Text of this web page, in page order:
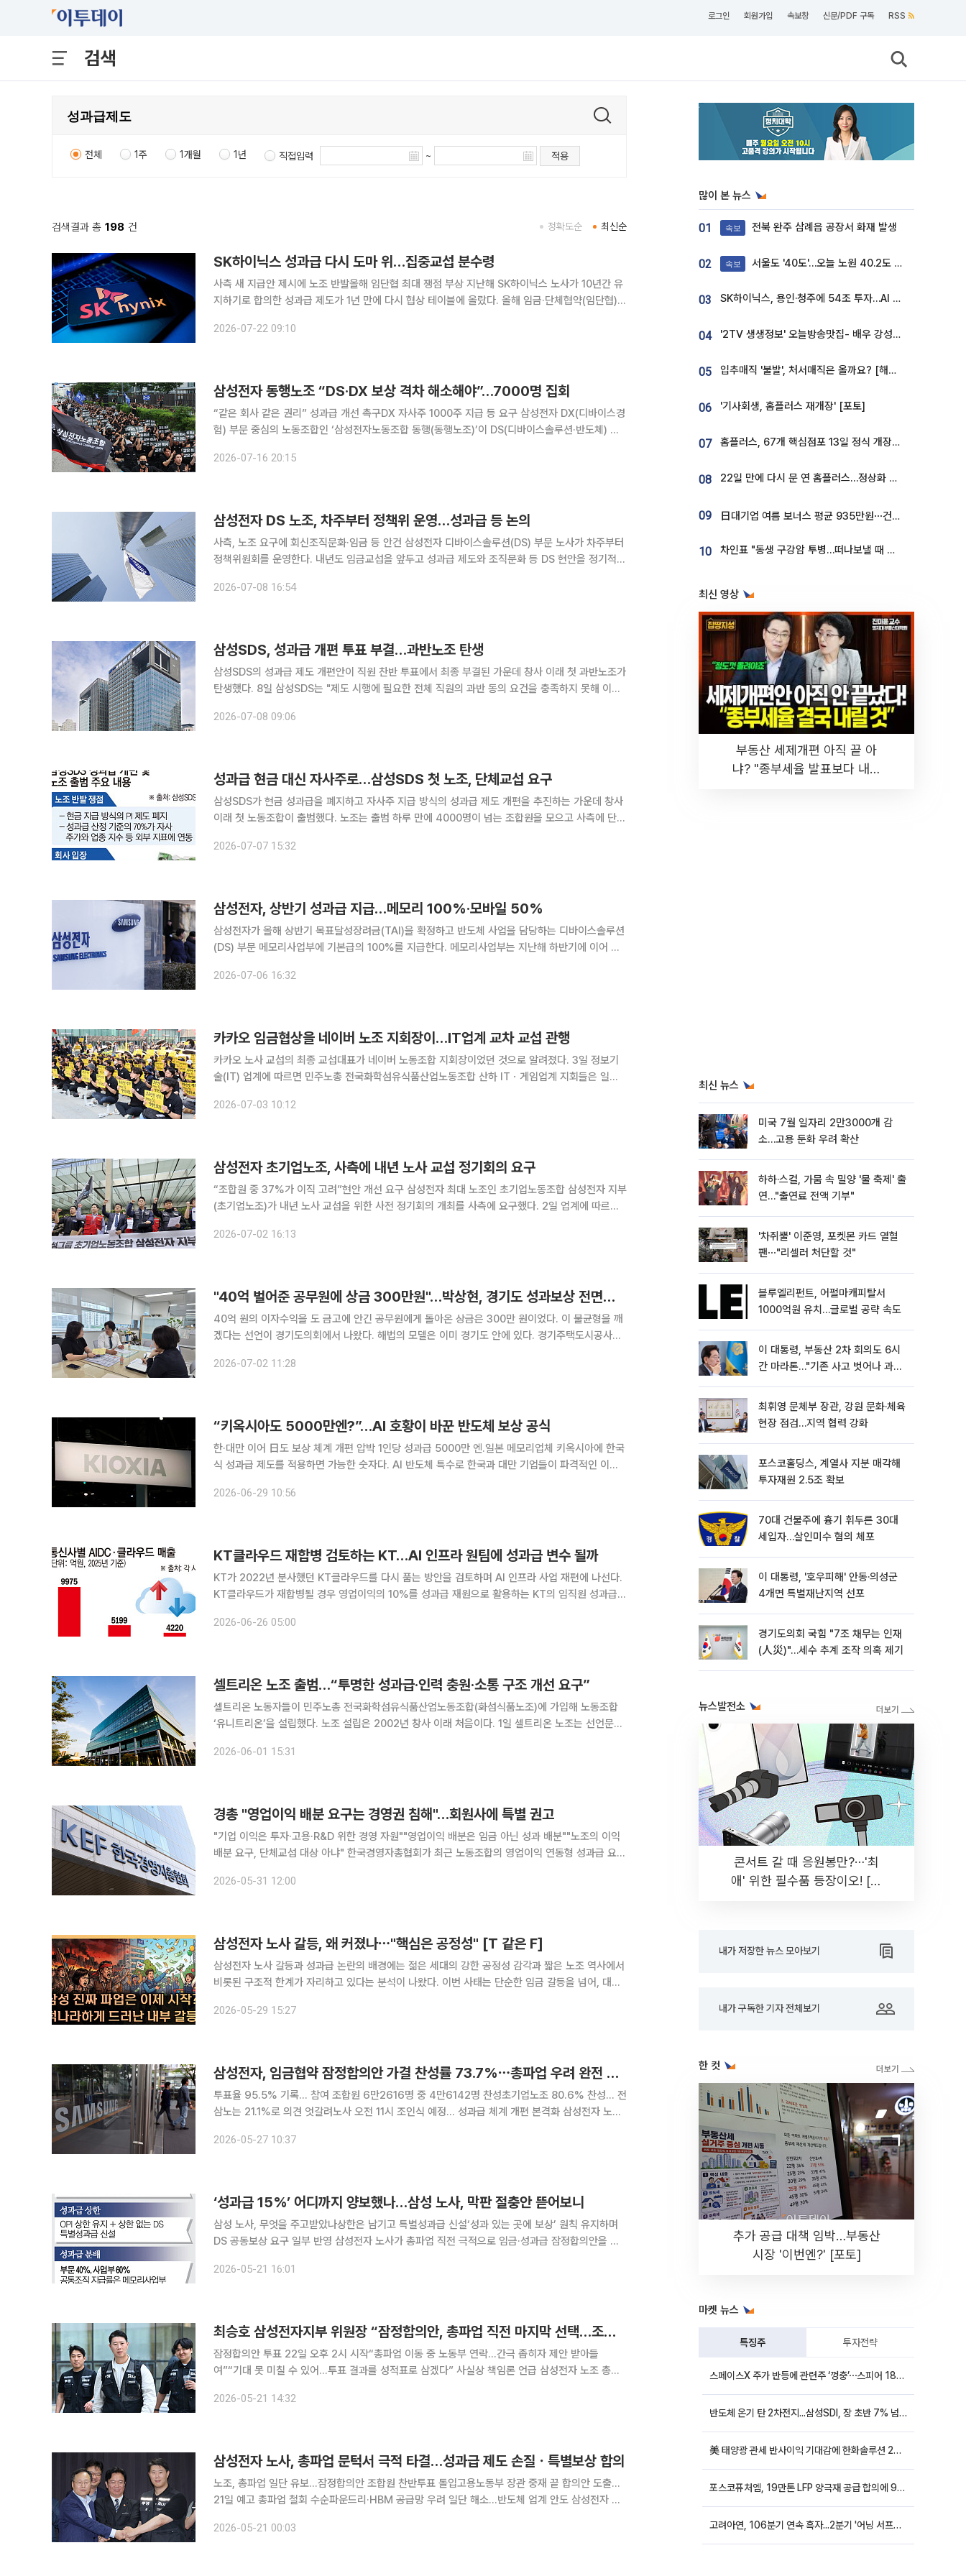
로그인 회원가입 속보창 신문/PDF 구독 RSS
검색
전체 1주 1개월 1년 직접입력 ~ 적용
검색결과 총 198 건 최신순
정확도순
SK하이닉스 성과급 다시 도마 위…집중교섭 분수령
사측 새 지급안 제시에 노조 반발올해 임단협 최대 쟁점 부상 지난해 SK하이닉스 노사가 10년간 유
지하기로 합의한 성과급 제도가 1년 만에 다시 협상 테이블에 올랐다. 올해 임금·단체협약(임단협)은
2026-07-22 09:10
삼성전자 동행노조 “DS·DX 보상 격차 해소해야”…7000명 집회
“같은 회사 같은 권리” 성과급 개선 촉구DX 자사주 1000주 지급 등 요구 삼성전자 DX(디바이스경
험) 부문 중심의 노동조합인 ‘삼성전자노동조합 동행(동행노조)’이 DS(디바이스솔루션·반도체) 부
영성과급 지급 방식으로는 형평성을 확보하기 어렵다며 보상 체계
2026-07-16 20:15
삼성전자 DS 노조, 차주부터 정책위 운영…성과급 등 논의
사측, 노조 요구에 회신조직문화·임금 등 안건 삼성전자 디바이스솔루션(DS) 부문 노사가 차주부터
정책위원회를 운영한다. 내년도 임금교섭을 앞두고 성과급 제도와 조직문화 등 DS 현안을 정기적으
지부(초기업노조)에 보낸 회신 공문을 통해 이같은 내용을 전했다.
2026-07-08 16:54
삼성SDS, 성과급 개편 투표 부결…과반노조 탄생
삼성SDS의 성과급 제도 개편안이 직원 찬반 투표에서 최종 부결된 가운데 창사 이래 첫 과반노조가
탄생했다. 8일 삼성SDS는 "제도 시행에 필요한 전체 직원의 과반 동의 요건을 충족하지 못해 이번
결과, 전체 직원 기준 최종 동의율은 40%였다. 시행 요
2026-07-08 09:06
성과급 현금 대신 자사주로…삼성SDS 첫 노조, 단체교섭 요구
삼성SDS가 현금 성과급을 폐지하고 자사주 지급 방식의 성과급 제도 개편을 추진하는 가운데 창사
이래 첫 노동조합이 출범했다. 노조는 출범 하루 만에 4000명이 넘는 조합원을 모으고 사측에 단체
대표와 김상용 피플팀장에게 공식 단체교섭 요구서를 보냈다.
2026-07-07 15:32
삼성전자, 상반기 성과급 지급…메모리 100%·모바일 50%
삼성전자가 올해 상반기 목표달성장려금(TAI)을 확정하고 반도체 사업을 담당하는 디바이스솔루션
(DS) 부문 메모리사업부에 기본급의 100%를 지급한다. 메모리사업부는 지난해 하반기에 이어 두
2026-07-06 16:32
카카오 임금협상을 네이버 노조 지회장이…IT업계 교차 교섭 관행
카카오 노사 교섭의 최종 교섭대표가 네이버 노동조합 지회장이었던 것으로 알려졌다. 3일 정보기
술(IT) 업계에 따르면 민주노총 전국화학섬유식품산업노동조합 산하 ITㆍ게임업계 지회들은 일부
교섭에서는 카카오 지회가 사측과 협의를 진행하지만 최종 교섭 대표는
2026-07-03 10:12
삼성전자 초기업노조, 사측에 내년 노사 교섭 정기회의 요구
“조합원 중 37%가 이직 고려”현안 개선 요구 삼성전자 최대 노조인 초기업노동조합 삼성전자 지부
(초기업노조)가 내년 노사 교섭을 위한 사전 정기회의 개최를 사측에 요구했다. 2일 업계에 따르면
상대로 보낸 공문에서 “내년 교섭을 준비함에 앞서 정기적 회의체를
2026-07-02 16:13
"40억 벌어준 공무원에 상금 300만원"…박상현, 경기도 성과보상 전면수술
40억 원의 이자수익을 도 금고에 안긴 공무원에게 돌아온 상금은 300만 원이었다. 이 불균형을 깨
겠다는 선언이 경기도의회에서 나왔다. 해법의 모델은 이미 경기도 안에 있다. 경기주택도시공사
합하면, 박상현 경기도의회 기획재정위원회 의원(더불어민주당, 부천8)
2026-07-02 11:28
“키옥시아도 5000만엔?”…AI 호황이 바꾼 반도체 보상 공식
한·대만 이어 日도 보상 체계 개편 압박 1인당 성과급 5000만 엔.일본 메모리업체 키옥시아에 한국
식 성과급 제도를 적용하면 가능한 숫자다. AI 반도체 특수로 한국과 대만 기업들이 파격적인 이익
2026-06-29 10:56
KT클라우드 재합병 검토하는 KT…AI 인프라 원팀에 성과급 변수 될까
KT가 2022년 분사했던 KT클라우드를 다시 품는 방안을 검토하며 AI 인프라 사업 재편에 나선다.
KT클라우드가 재합병될 경우 영업이익의 10%를 성과급 재원으로 활용하는 KT의 임직원 성과급
라우드 재합병을 추진하는 방안을 검토하는 것으로 알려졌다.
2026-06-26 05:00
셀트리온 노조 출범…“투명한 성과급·인력 충원·소통 구조 개선 요구”
셀트리온 노동자들이 민주노총 전국화학섬유식품산업노동조합(화섬식품노조)에 가입해 노동조합
‘유니트리온’을 설립했다. 노조 설립은 2002년 창사 이래 처음이다. 1일 셀트리온 노조는 선언문에
동자들의 정당한 권리를 되찾고 상식이 통하는 일터를 만들기 위해 노조
2026-06-01 15:31
경총 "영업이익 배분 요구는 경영권 침해"…회원사에 특별 권고
"기업 이익은 투자·고용·R&D 위한 경영 자원""영업이익 배분은 임금 아닌 성과 배분""노조의 이익
배분 요구, 단체교섭 대상 아냐" 한국경영자총협회가 최근 노동조합의 영업이익 연동형 성과급 요구
했다. 경총은 31일 '노동조합의 기업 이익 배분 요구에 대한
2026-05-31 12:00
삼성전자 노사 갈등, 왜 커졌나⋯"핵심은 공정성" [T 같은 F]
삼성전자 노사 갈등과 성과급 논란의 배경에는 젊은 세대의 강한 공정성 감각과 짧은 노조 역사에서
비롯된 구조적 한계가 자리하고 있다는 분석이 나왔다. 이번 사태는 단순한 임금 갈등을 넘어, 대기
단이다. 본지 김지영 기자와 손윤희 간호학 박사는 28일 공개된
2026-05-29 15:27
삼성전자, 임금협약 잠정합의안 가결 찬성률 73.7%⋯총파업 우려 완전 해소
투표율 95.5% 기록… 참여 조합원 6만2616명 중 4만6142명 찬성초기업노조 80.6% 찬성… 전
삼노는 21.1%로 의견 엇갈려노사 오전 11시 조인식 예정… 성과급 체계 개편 본격화 삼성전자 노사
실상 해소됐으며 반도체(DS) 부문 성과급 제도 개선
2026-05-27 10:37
‘성과급 15%’ 어디까지 양보했나…삼성 노사, 막판 절충안 뜯어보니
삼성 노사, 무엇을 주고받았나상한은 남기고 특별성과급 신설‘성과 있는 곳에 보상’ 원칙 유지하며
DS 공동보상 요구 일부 반영 삼성전자 노사가 총파업 직전 극적으로 임금·성과급 잠정합의안을 도
첨예하게 충돌했던 성과급 재원과 적자 사업부 보상 문제에서 한 발씩 물
2026-05-21 16:01
최승호 삼성전자지부 위원장 “잠정합의안, 총파업 직전 마지막 선택…조합원 평가 받겠다”
잠정합의안 투표 22일 오후 2시 시작“총파업 이동 중 노동부 연락…간극 좁히자 제안 받아들
여”“기대 못 미칠 수 있어…투표 결과를 성적표로 삼겠다” 사실상 책임론 언급 삼성전자 노조 총파
의 평가를 겸허히 받겠다”며 합의안 수용 배경과 향후 계획을 직접 설명했다.
2026-05-21 14:32
삼성전자 노사, 총파업 문턱서 극적 타결…성과급 제도 손질ㆍ특별보상 합의
노조, 총파업 일단 유보…잠정합의안 조합원 찬반투표 돌입고용노동부 장관 중재 끝 합의안 도출…
21일 예고 총파업 철회 수순파운드리·HBM 공급망 우려 일단 해소…반도체 업계 안도 삼성전자 노
총파업 가능성이 커졌지만 고용노동부장관까지 직접 중재에 나서 재협상 끝
2026-05-21 00:03
많이 본 뉴스
01 속보 전북 완주 삼례읍 공장서 화재 발생
02 속보 서울도 '40도'…오늘 노원 40.2도 기록
03 SK하이닉스, 용인·청주에 54조 투자…AI 메모리 생산기지 키운다
04 '2TV 생생정보' 오늘방송맛집- 배우 강성진 단골! 쌀국수ㆍ푸팟퐁 커리 맛집 '블○○○'
05 입추매직 '불발', 처서매직은 올까요? [해시태그]
06 '기사회생, 홈플러스 재개장' [포토]
07 홈플러스, 67개 핵심점포 13일 정식 개장…영업 재개 속도
08 22일 만에 다시 문 연 홈플러스…정상화 바쁜데 재고 없어 ‘발동동’[가보니]
09 日대기업 여름 보너스 평균 935만원⋯건설회사 1800만 넘어
10 차인표 "동생 구강암 투병…떠나보낼 때 가장 힘들었다”
최신 영상
부동산 세제개편 아직 끝 아
냐? "종부세율 발표보다 내릴
최신 뉴스
미국 7월 일자리 2만3000개 감
소…고용 둔화 우려 확산
하하·스컬, 가뭄 속 밀양 '물 축제' 출
연…"출연료 전액 기부"
'차쥐뿔' 이준영, 포켓몬 카드 열혈
팬⋯"리셀러 처단할 것"
블루엘리펀트, 어펄마캐피탈서
1000억원 유치…글로벌 공략 속도
이 대통령, 부동산 2차 회의도 6시
간 마라톤…"기존 사고 벗어나 과감
최휘영 문체부 장관, 강원 문화·체육
현장 점검…지역 협력 강화
포스코홀딩스, 계열사 지분 매각해
투자재원 2.5조 확보
70대 건물주에 흉기 휘두른 30대
세입자…살인미수 혐의 체포
이 대통령, '호우피해' 안동·의성군
4개면 특별재난지역 선포
경기도의회 국힘 "7조 채무는 인재
(人災)"…세수 추계 조작 의혹 제기
뉴스발전소
콘서트 갈 때 응원봉만?⋯'최
애' 위한 필수품 등장이오! [솔
내가 저장한 뉴스 모아보기
내가 구독한 기자 전체보기
한 컷
추가 공급 대책 임박…부동산
시장 '이번엔?' [포토]
마켓 뉴스
특징주 투자전략
스페이스X 주가 반등에 관련주 ‘껑충’⋯스피어 18%ㆍ에이치브이엠 12%↑
반도체 온기 탄 2차전지...삼성SDI, 장 초반 7% 넘게 껑충
美 태양광 관세 반사이익 기대감에 한화솔루션 20%대·OCI홀딩스 14%대 급등
포스코퓨처엠, 19만톤 LFP 양극재 공급 합의에 9%대 강세
고려아연, 106분기 연속 흑자...2분기 '어닝 서프라이즈'에 장 초반 12%대 강세